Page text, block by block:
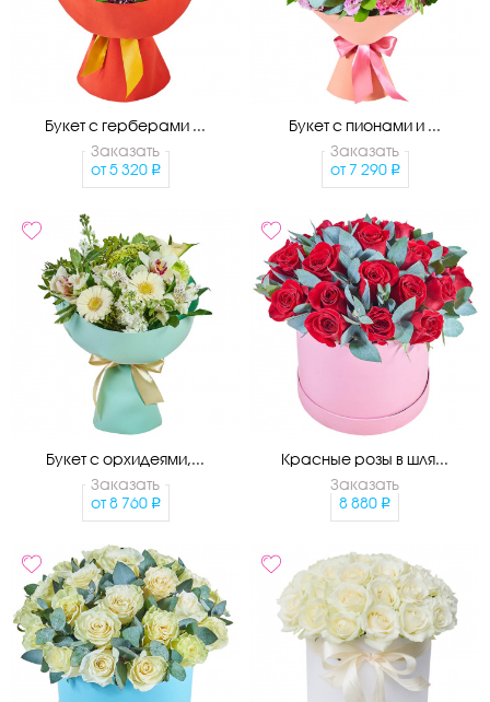
Букет с герберами ...
Заказать
от 5 320
Букет с пионами и ...
Заказать
от 7 290
Букет с орхидеями,...
Заказать
от 8 760
Красные розы в шля...
Заказать
8 880